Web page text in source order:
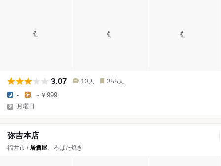
3.07 13 人 355 人
- ～￥999
月曜日
弥吉本店
福井市 / 居酒屋、ろばた焼き